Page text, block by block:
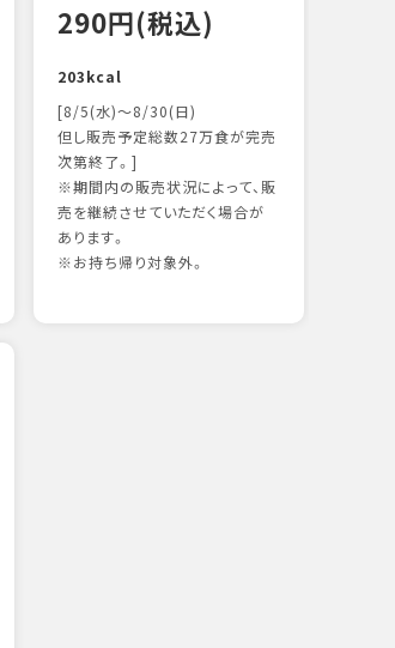
290円(税込)
203kcal
[8/5(水)～8/30(日)
但し販売予定総数27万食が完売
次第終了。]
※期間内の販売状況によって、販
売を継続させていただく場合が
あります。
※お持ち帰り対象外。